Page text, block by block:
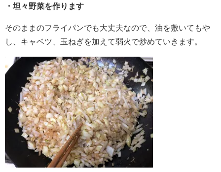
・坦々野菜を作ります
そのままのフライパンでも大丈夫なので、油を敷いてもや
し、キャベツ、玉ねぎを加えて弱火で炒めていきます。